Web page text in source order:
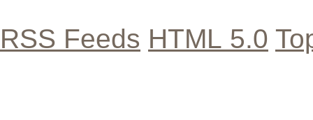
RSS Feeds HTML 5.0